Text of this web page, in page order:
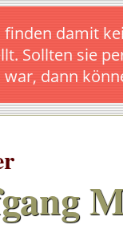
finden damit
Sollten sie
dann